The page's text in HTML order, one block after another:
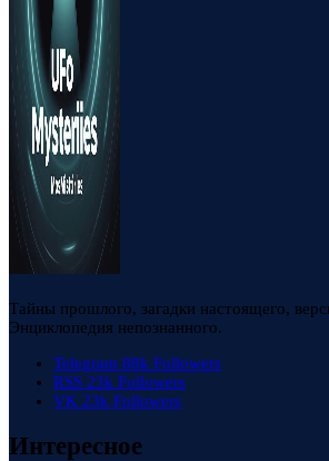
Тайны прошлого, загадки настоящего,
Энциклопедия непознанного.
Telegram 88k Followers
RSS 23k Followers
VK 23k Followers
Интересное